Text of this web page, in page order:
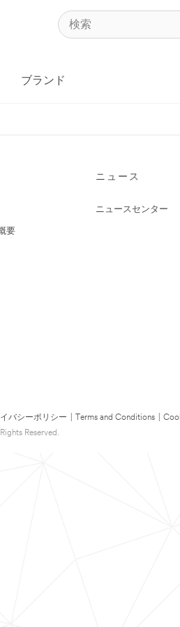
ブランド
要
ニュース
ニュースセンター
バシーポリシー Terms and Conditions
Reserved.